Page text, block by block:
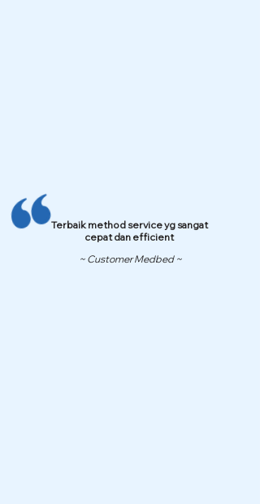
Terbaik method service yg sangat
cepat dan efficient
~ Customer Medbed ~